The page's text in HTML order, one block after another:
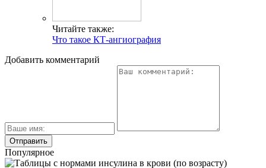
Читайте также:
Что такое КТ-ангиография
Добавить комментарий
Популярное